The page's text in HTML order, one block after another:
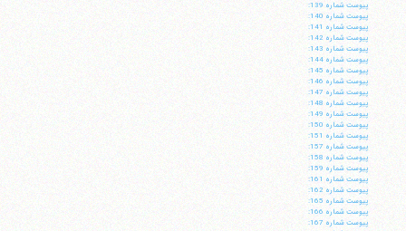
پيوست شماره 139:
پيوست شماره 140:
پيوست شماره 141:
پيوست شماره 142:
پيوست شماره 143:
پيوست شماره 144:
پيوست شماره 145:
پيوست شماره 146:
پيوست شماره 147:
پيوست شماره 148:
پيوست شماره 149:
پيوست شماره 150:
پيوست شماره 151:
پيوست شماره 157:
پيوست شماره 158:
پيوست شماره 159:
پيوست شماره 161:
پيوست شماره 162:
پيوست شماره 165:
پيوست شماره 166:
پيوست شماره 167: